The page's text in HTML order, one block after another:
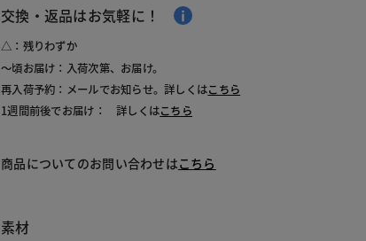
交換・返品はお気軽に！
△：残りわずか
～頃お届け：入荷次第、お届け。
再入荷予約：メールでお知らせ。詳しくはこちら
1週間前後でお届け： 詳しくはこちら
商品についてのお問い合わせはこちら
素材